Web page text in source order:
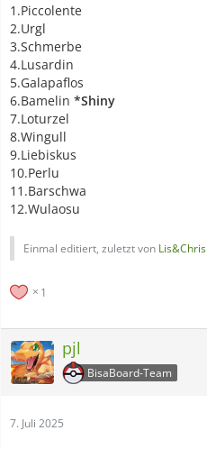
1.Piccolente
2.Urgl
3.Schmerbe
4.Lusardin
5.Galapaflos
6.Bamelin *Shiny
7.Loturzel
8.Wingull
9.Liebiskus
10.Perlu
11.Barschwa
12.Wulaosu
Einmal editiert, zuletzt von Lis&Chris
1
pjl
BisaBoard-Team
7. Juli 2025